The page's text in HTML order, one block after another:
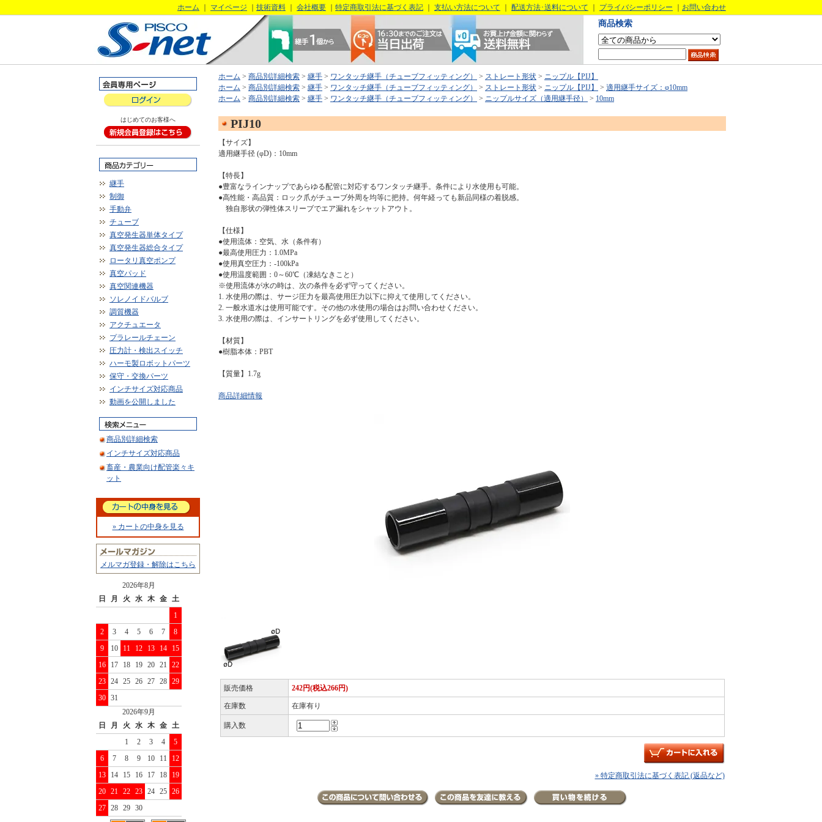
ホーム マイページ 技術資料 会社概要 特定商取引法に基づく表記 支払い方法について 配送方法･送料について プライバシーポリシー お問い合わせ
商品検索
はじめてのお客様へ
継手
制御
手動弁
チューブ
真空発生器単体タイプ
真空発生器総合タイプ
ロータリ真空ポンプ
真空パッド
真空関連機器
ソレノイドバルブ
調質機器
アクチュエータ
プラレールチェーン
圧力計・検出スイッチ
ハーモ製ロボットパーツ
保守・交換パーツ
インチサイズ対応商品
動画を公開しました
商品別詳細検索
インチサイズ対応商品
畜産・農業向け配管楽々キ
ット
» カートの中身を見る
メルマガ登録・解除はこちら
2026年8月
日
月 火 水 木 金 土
1
2
3 4 5 6 7
8
9
10 11 12 13 14
15
16
17 18 19 20 21
22
23 24 25 26 27 28 29
30 31
2026年9月
日
月 火 水 木 金 土
1
2 3 4
5
6
7 8 9 10 11
12
13
14 15 16 17 18
19
20 21 22 23 24 25 26
27 28 29 30
ホーム > 商品別詳細検索 > 継手 > ワンタッチ継手（チューブフィッティング） > ストレート形状 > ニップル【PIJ】
ホーム > 商品別詳細検索 > 継手 > ワンタッチ継手（チューブフィッティング） > ストレート形状 > ニップル【PIJ】 > 適用継手サイズ：φ10mm
ホーム > 商品別詳細検索 > 継手 > ワンタッチ継手（チューブフィッティング） > ニップルサイズ（適用継手径） > 10mm
PIJ10
【サイズ】
適用継手径 (φD)：10mm
【特長】
●豊富なラインナップであらゆる配管に対応するワンタッチ継手。条件により水使用も可能。
●高性能・高品質：ロック爪がチューブ外周を均等に把持。何年経っても新品同様の着脱感。
独自形状の弾性体スリーブでエア漏れをシャットアウト。
【仕様】
●使用流体：空気、水（条件有）
●最高使用圧力：1.0MPa
●使用真空圧力：-100kPa
●使用温度範囲：0～60℃（凍結なきこと）
※使用流体が水の時は、次の条件を必ず守ってください。
1. 水使用の際は、サージ圧力を最高使用圧力以下に抑えて使用してください。
2. 一般水道水は使用可能です。その他の水使用の場合はお問い合わせください。
3. 水使用の際は、インサートリングを必ず使用してください。
【材質】
●樹脂本体：PBT
【質量】1.7g
商品詳細情報
販売価格 242円(税込266円)
在庫数 在庫有り
購入数
» 特定商取引法に基づく表記 (返品など)